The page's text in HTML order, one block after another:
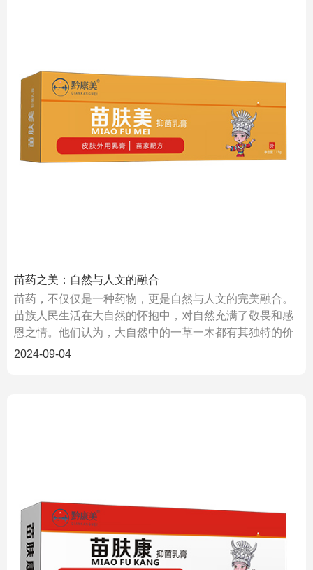
苗药之美：自然与人文的融合
苗药，不仅仅是一种药物，更是自然与人文的完美融合。
苗族人民生活在大自然的怀抱中，对自然充满了敬畏和感
恩之情。他们认为，大自然中的一草一木都有其独特的价
值和意义。
2024-09-04